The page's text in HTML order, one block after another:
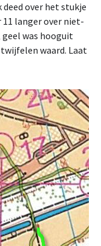
deed over het stukje
11 langer over niet-
geel was hooguit
waard. Laat